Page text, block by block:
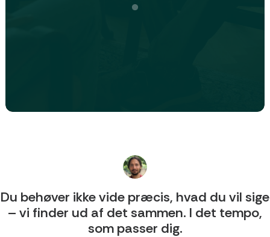
Du behøver ikke vide præcis, hvad du vil sige
– vi finder ud af det sammen. I det tempo,
som passer dig.